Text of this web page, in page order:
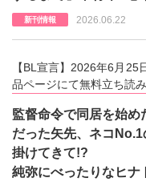
新刊情報 2026.06.22
【BL宣言】2026年6月
品ページにて無料立ち読
監督命令で同居を始め
だった矢先、ネコ
掛けてきて!?
純弥にべったりなヒナ